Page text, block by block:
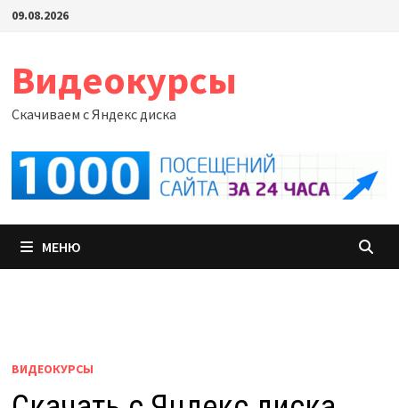
Перейти
09.08.2026
Видеокурсы
Скачиваем с Яндекс диска
МЕНЮ
ВИДЕОКУРСЫ